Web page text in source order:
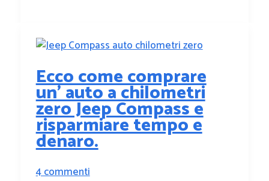
Ecco come comprare
un’ auto a chilometri
zero Jeep Compass e
risparmiare tempo e
denaro.
4 commenti